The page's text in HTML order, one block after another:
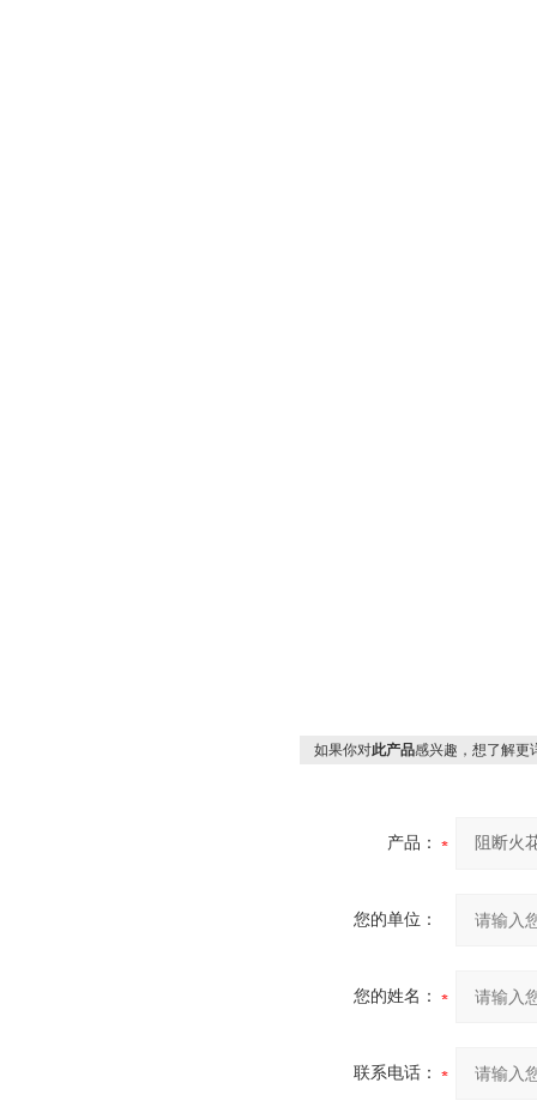
如果你对此产品感兴趣，想了解更
产品：
您的单位：
您的姓名：
联系电话：